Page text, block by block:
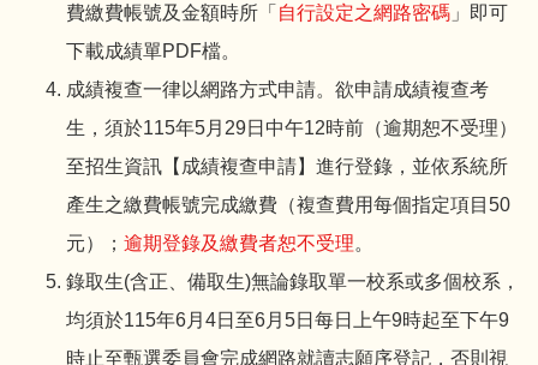
費繳費帳號及金額時所「 自行設定之網路密碼 」即可
下載成績單PDF檔。
成績複查一律以網路方式申請。欲申請成績複查考
生，須於115年5月29日中午12時前（逾期恕不受理）
至招生資訊【成績複查申請】進行登錄，並依系統所
產生之繳費帳號完成繳費（複查費用每個指定項目50
元）； 逾期登錄及繳費者恕不受理。
錄取生(含正、備取生)無論錄取單一校系或多個校系，
均須於115年6月4日至6月5日每日上午9時起至下午9
時止至甄選委員會完成網路就讀志願序登記，否則視